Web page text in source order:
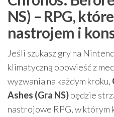
NS) – RPG,
nastrojem i
Jeśli szukasz gry na
klimatyczną opowieść z
wyzwania na każdym kroku,
Ashes (Gra NS)będzie
nastrojowe RPG, w